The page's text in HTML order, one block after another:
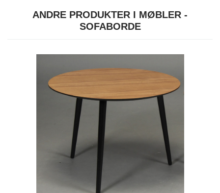
ANDRE PRODUKTER I MØBLER -
SOFABORDE